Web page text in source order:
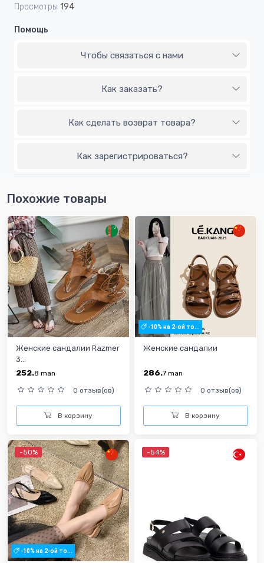
Просмотры 194
Помощь
Чтобы связаться с нами
Как заказать?
Как сделать возврат товара?
Как зарегистрироваться?
Похожие товары
Женские сандалии Razmer
3...
252.8 man
0 отзыв(ов)
В корзину
-10% на 2-ой то...
Женские сандалии
286.7 man
0 отзыв(ов)
В корзину
-50%
-10% на 2-ой то...
-54%